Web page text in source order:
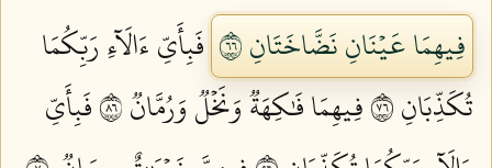
فِيهِمَا عَيۡنَانِ نَضَّاخَتَانِ ٦٦
فَبِأَيِّ ءَالَآءِ رَبِّكُمَا
تُكَذِّبَانِ ٦٧
فِيهِمَا فَٰكِهَةٞ وَنَخۡلٞ وَرُمَّانٞ ٦٨
فَبِأَيِّ